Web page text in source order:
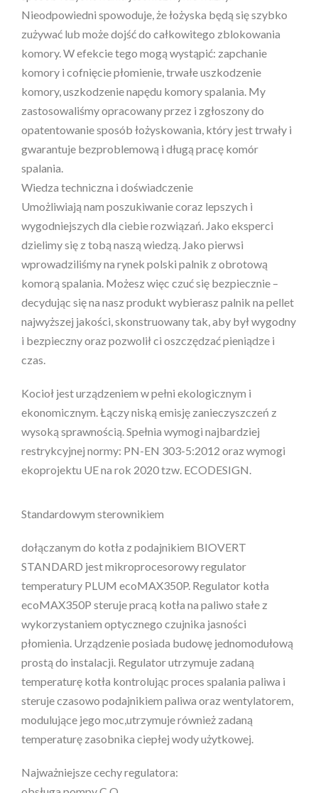
Nieodpowiedni spowoduje, że łożyska będą się szybko
zużywać lub może dojść do całkowitego zblokowania
komory. W efekcie tego mogą wystąpić: zapchanie
komory i cofnięcie płomienie, trwałe uszkodzenie
komory, uszkodzenie napędu komory spalania. My
zastosowaliśmy opracowany przez i zgłoszony do
opatentowanie sposób łożyskowania, który jest trwały i
gwarantuje bezproblemową i długą pracę komór
spalania.
Wiedza techniczna i doświadczenie
Umożliwiają nam poszukiwanie coraz lepszych i
wygodniejszych dla ciebie rozwiązań. Jako eksperci
dzielimy się z tobą naszą wiedzą. Jako pierwsi
wprowadziliśmy na rynek polski palnik z obrotową
komorą spalania. Możesz więc czuć się bezpiecznie –
decydując się na nasz produkt wybierasz palnik na pellet
najwyższej jakości, skonstruowany tak, aby był wygodny
i bezpieczny oraz pozwolił ci oszczędzać pieniądze i
czas.
Kocioł jest urządzeniem w pełni ekologicznym i
ekonomicznym. Łączy niską emisję zanieczyszczeń z
wysoką sprawnością. Spełnia wymogi najbardziej
restrykcyjnej normy: PN-EN 303-5:2012 oraz wymogi
ekoprojektu UE na rok 2020 tzw. ECODESIGN.
Standardowym sterownikiem
dołączanym do kotła z podajnikiem BIOVERT
STANDARD jest mikroprocesorowy regulator
temperatury PLUM ecoMAX350P. Regulator kotła
ecoMAX350P steruje pracą kotła na paliwo stałe z
wykorzystaniem optycznego czujnika jasności
płomienia. Urządzenie posiada budowę jednomodułową
prostą do instalacji. Regulator utrzymuje zadaną
temperaturę kotła kontrolując proces spalania paliwa i
steruje czasowo podajnikiem paliwa oraz wentylatorem,
modulujące jego moc,utrzymuje również zadaną
temperaturę zasobnika ciepłej wody użytkowej.
Najważniejsze cechy regulatora: